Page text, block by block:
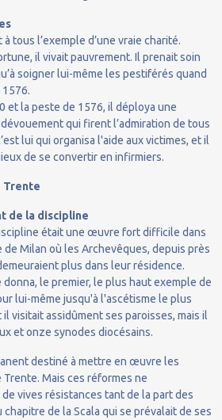
à tous l’exemple d’une vraie charité.
il vivait pauvrement. Il prenait soin
soigner lui-même les pestiférés quand
1576.
et la peste de 1576, il déploya une
qui firent l’admiration de tous
lui qui organisa l'aide aux victimes, et il
de se convertir en infirmiers.
Trente
de la discipline
était une œuvre fort difficile dans
Milan où les Archevêques, depuis près
plus dans leur résidence.
le premier, le plus haut exemple de
lui-même jusqu'à l'ascétisme le plus
visitait assidûment ses paroisses, mais il
et onze synodes diocésains.
destiné à mettre en œuvre les
Mais ces réformes ne
vives résistances tant de la part des
de la Scala qui se prévalait de ses